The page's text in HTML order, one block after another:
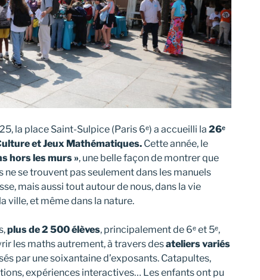
la place Saint-Sulpice (Paris 6ᵉ) a accueilli la 26ᵉ
et Jeux Mathématiques. Cette année, le
hors les murs », une belle façon de montrer que
ne se trouvent pas seulement dans les manuels
mais aussi tout autour de nous, dans la vie
ville, et même dans la nature.
plus de 2 500 élèves, principalement de 6ᵉ et 5ᵉ,
les maths autrement, à travers desateliers variés
par une soixantaine d’exposants. Catapultes,
expériences interactives… Les enfants ont pu